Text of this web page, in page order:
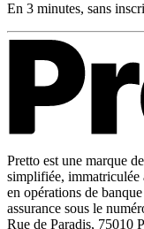
En 3 minutes, sans
Pretto est une marque
simplifiée,
en opérations de
assurance sous le
Rue de Paradis, 75010